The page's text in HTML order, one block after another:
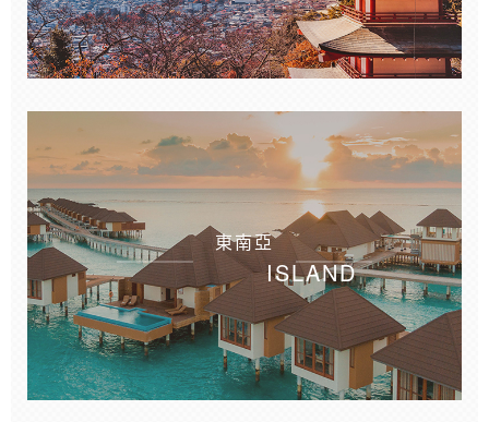
ISLAND
東南亞